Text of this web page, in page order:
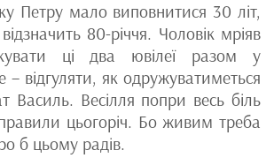
Петру мало виповнитися 30 літ,
80-річчя. Чоловік мріяв
ці два ювілеї разом у
– відгуляти, як одружуватиметься
Василь. Весілля попри весь біль
цьогоріч. Бо живим треба
б цьому радів.